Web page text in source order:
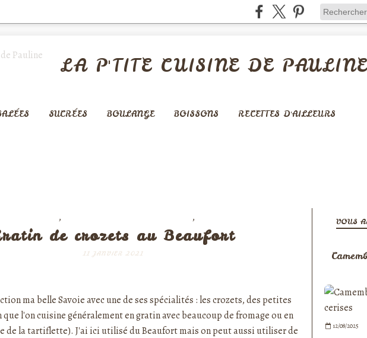
LA P'TITE CUISINE DE PAULINE
SUCRÉES BOULANGE BOISSONS RECETTES D'AILLEURS
, ,
de crozets au Beaufort
11 JANVIER 2021
ma belle Savoie avec une de ses spécialités : les crozets, des petites
que l'on cuisine généralement engratinavec beaucoup de fromage ou en
de la tartiflette). J'ai ici utilisé du Beaufort mais on peut aussi utiliser de
VOUS
12/08/2025